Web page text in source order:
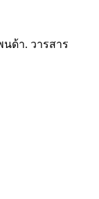
ด้า. วารสาร